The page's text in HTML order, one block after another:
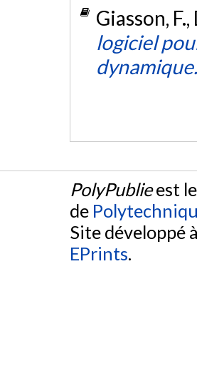
Giasson,
logiciel
dynamique.
PolyPublieest
de
Site développé
EPrints.